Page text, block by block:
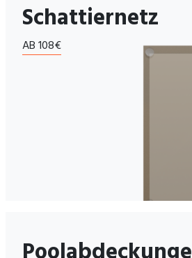
Schattiernetz
AB 108€